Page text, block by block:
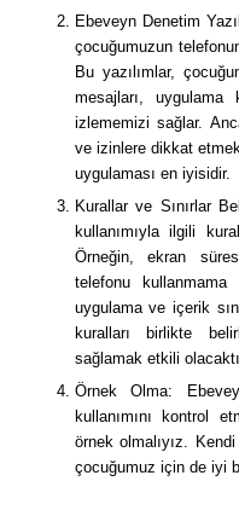
Ebeveyn Denetim
çocuğumuzun
Bu yazılımlar,
mesajları, uygulama
izlememizi sağlar.
ve izinlere dikkat
uygulaması en iyisidir.
Kurallar ve Sınırlar
kullanımıyla ilgili
Örneğin, ekran
telefonu kullanmama
uygulama ve içerik
kuralları birlikte
sağlamak etkili
Örnek Olma:
kullanımını kontrol
örnek olmalıyız.
çocuğumuz için de iyi